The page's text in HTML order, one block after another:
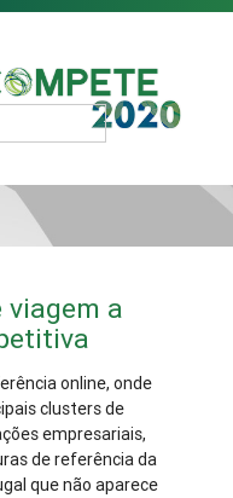
viagem a
online, onde
clusters de
empresariais,
de referência da
que não aparece